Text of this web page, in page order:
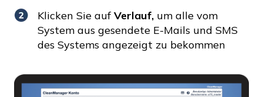
Klicken Sie aufVerlauf, um alle vom
System aus gesendete E-Mails und SMS
des Systems angezeigt zu bekommen